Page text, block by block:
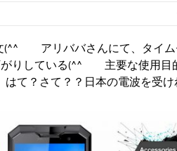
(^^ゞ アリババさんにて、タイ
りしている(^^ゞ 主要な使用目
て？さて？？日本の電波を受